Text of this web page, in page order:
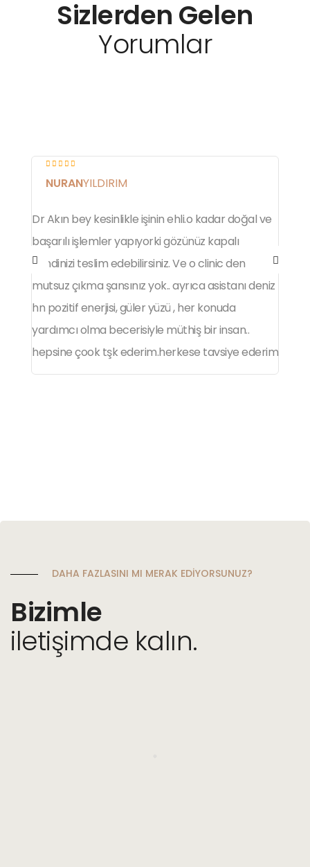
Sizlerden Gelen
Yorumlar
NURANYILDIRIM
Dr Akın bey kesinlikle işinin ehli.o kadar doğal ve
başarılı işlemler yapıyorki gözünüz kapalı
kendinizi teslim edebilirsiniz. Ve o clinic den
mutsuz çıkma şansınız yok.. ayrıca asistanı deniz
hn pozitif enerjisi, güler yüzü , her konuda
yardımcı olma becerisiyle müthiş bir insan..
hepsine çook tşk ederim.herkese tavsiye ederim
DAHA FAZLASINI MI MERAK EDİYORSUNUZ?
Bizimle
iletişimde kalın.